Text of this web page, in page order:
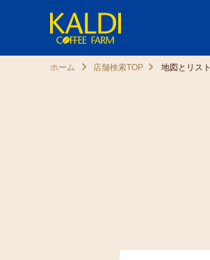
ホーム 店舗検索TOP 地図とリスト